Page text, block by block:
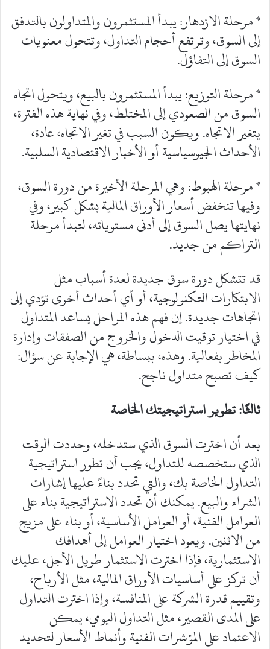
* مرحلة الازدهار: يبدأ المستثمرون والمتداولون بالتدفق
إلى السوق، وترتفع أحجام التداول، وتتحول معنويات
السوق إلى التفاؤل.
* مرحلة التوزيع: يبدأ المستثمرون بالبيع، ويتحول اتجاه
السوق من الصعودي إلى المختلط، وفي نهاية هذه الفترة،
يتغير الاتجاه. ويكون السبب في تغير الاتجاه، عادة،
الأحداث الجيوسياسية أو الأخبار الاقتصادية السلبية.
* مرحلة الهبوط: وهي المرحلة الأخيرة من دورة السوق،
وفيها تنخفض أسعار الأوراق المالية بشكل كبير، وفي
نهايتها يصل السوق إلى أدنى مستوياته، لتبدأ مرحلة
التراكم من جديد.
‎قد تتشكل دورة سوق جديدة لعدة أسباب مثل
الابتكارات التكنولوجية، أو أي أحداث أخرى تؤدي إلى
اتجاهات جديدة. إن فهم هذه المراحل يساعد المتداول
في اختيار توقيت الدخول والخروج من الصفقات وإدارة
المخاطر بفعالية. وهذه، ببساطة، هي الإجابة عن سؤال:
كيف تصبح متداول ناجح.
ثالثًا: تطوير استراتيجيتك الخاصة
‎بعد أن اخترت السوق الذي ستدخله، وحددت الوقت
الذي ستخصصه للتداول، يجب أن تطور استراتيجية
التداول الخاصة بك، والتي تحدد بناءً عليها إشارات
الشراء والبيع. يمكنك أن تحدد الاستراتيجية بناء على
العوامل الفنية، أو العوامل الأساسية، أو بناء على مزيج
من الاثنين. ويعود اختيار العوامل إلى أهدافك
الاستثمارية، فإذا اخترت الاستثمار طويل الأجل، عليك
أن تركز على أساسيات الأوراق المالية، مثل الأرباح،
وتقييم قدرة الشركة على المنافسة، وإذا اخترت التداول
على المدى القصير، مثل التداول اليومي، يمكن
الاعتماد على المؤشرات الفنية وأنماط الأسعار لتحديد